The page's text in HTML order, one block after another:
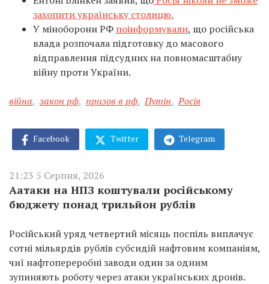
захопити українську столицю.
У міноборони РФ поінформували, що російська
влада розпочала підготовку до масового
відправлення підсудних на повномасштабну
війну проти України.
війна, закон рф, призов в рф, Путін, Росія
Facebook Twitter Telegram
21:23 5 Серпня, 2026
Аатаки на НПЗ коштували російському
бюджету понад трильйон рублів
Російський уряд четвертий місяць поспіль виплачує
сотні мільярдів рублів субсидій нафтовим компаніям,
чиї нафтопереробні заводи один за одним
зупиняють роботу через атаки українських дронів.